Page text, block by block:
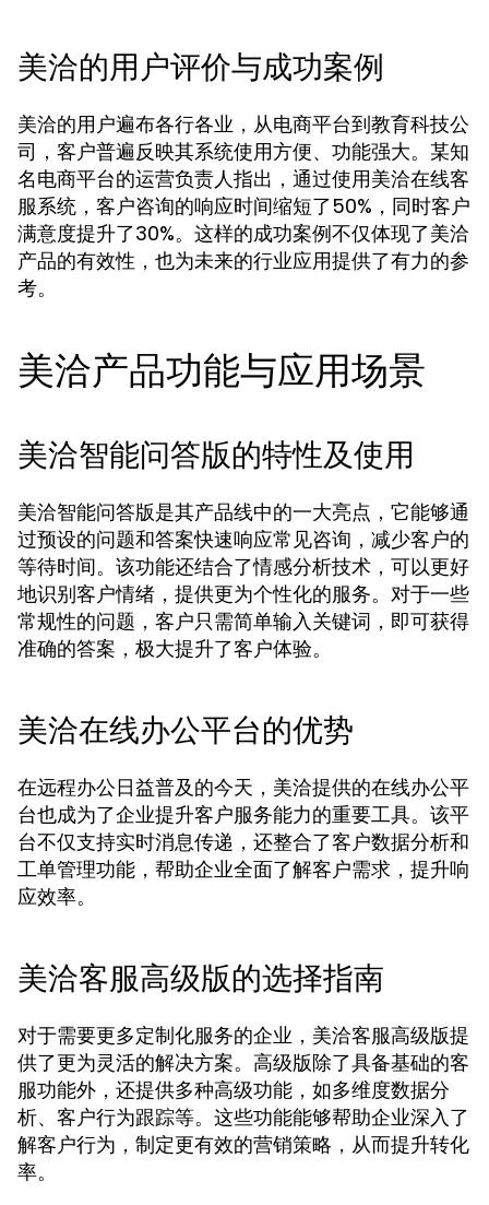
美洽的用户评价与成功案例
美洽的用户遍布各行各业，从电商平台到教育科技公
司，客户普遍反映其系统使用方便、功能强大。某知
名电商平台的运营负责人指出，通过使用美洽在线客
服系统，客户咨询的响应时间缩短了50%，同时客户
满意度提升了30%。这样的成功案例不仅体现了美洽
产品的有效性，也为未来的行业应用提供了有力的参
考。
美洽产品功能与应用场景
美洽智能问答版的特性及使用
美洽智能问答版是其产品线中的一大亮点，它能够通
过预设的问题和答案快速响应常见咨询，减少客户的
等待时间。该功能还结合了情感分析技术，可以更好
地识别客户情绪，提供更为个性化的服务。对于一些
常规性的问题，客户只需简单输入关键词，即可获得
准确的答案，极大提升了客户体验。
美洽在线办公平台的优势
在远程办公日益普及的今天，美洽提供的在线办公平
台也成为了企业提升客户服务能力的重要工具。该平
台不仅支持实时消息传递，还整合了客户数据分析和
工单管理功能，帮助企业全面了解客户需求，提升响
应效率。
美洽客服高级版的选择指南
对于需要更多定制化服务的企业，美洽客服高级版提
供了更为灵活的解决方案。高级版除了具备基础的客
服功能外，还提供多种高级功能，如多维度数据分
析、客户行为跟踪等。这些功能能够帮助企业深入了
解客户行为，制定更有效的营销策略，从而提升转化
率。